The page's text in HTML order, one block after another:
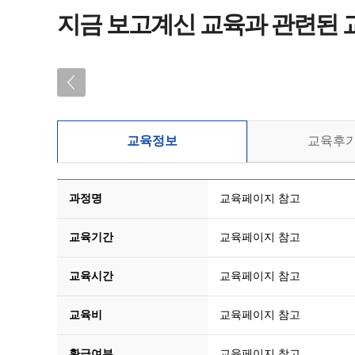
(인재키움) ISO 9001:2015
지금 보고계신 교육과 관련된
교육정보 교육후기
과정명 교육페이지 참고
교육기간 교육페이지 참고
교육시간 교육페이지 참고
교육비 교육페이지 참고